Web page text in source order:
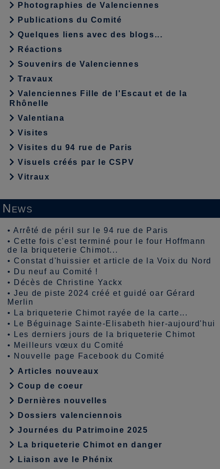
Photographies de Valenciennes
Publications du Comité
Quelques liens avec des blogs...
Réactions
Souvenirs de Valenciennes
Travaux
Valenciennes Fille de l'Escaut et de la
Rhônelle
Valentiana
Visites
Visites du 94 rue de Paris
Visuels créés par le CSPV
Vitraux
News
•Arrêté de péril sur le 94 rue de Paris
• Cette fois c'est terminé pour le four Hoffmann
de la briqueterie Chimot...
• Constat d'huissier et article de la Voix du Nord
•
Du neuf au Comité !
•
Décès de Christine Yackx
•Jeu de piste 2024 créé et guidé oar Gérard
Merlin
•
La briqueterie Chimot rayée de la carte...
•
Le Béguinage Sainte-Elisabeth hier-aujourd'hui
•
Les derniers jours de la briqueterie Chimot
• Meilleurs vœux du Comité
• Nouvelle page Facebook du Comité
Articles nouveaux
Coup de coeur
Dernières nouvelles
Dossiers valenciennois
Journées du Patrimoine 2025
La briqueterie Chimot en danger
Liaison ave le Phénix